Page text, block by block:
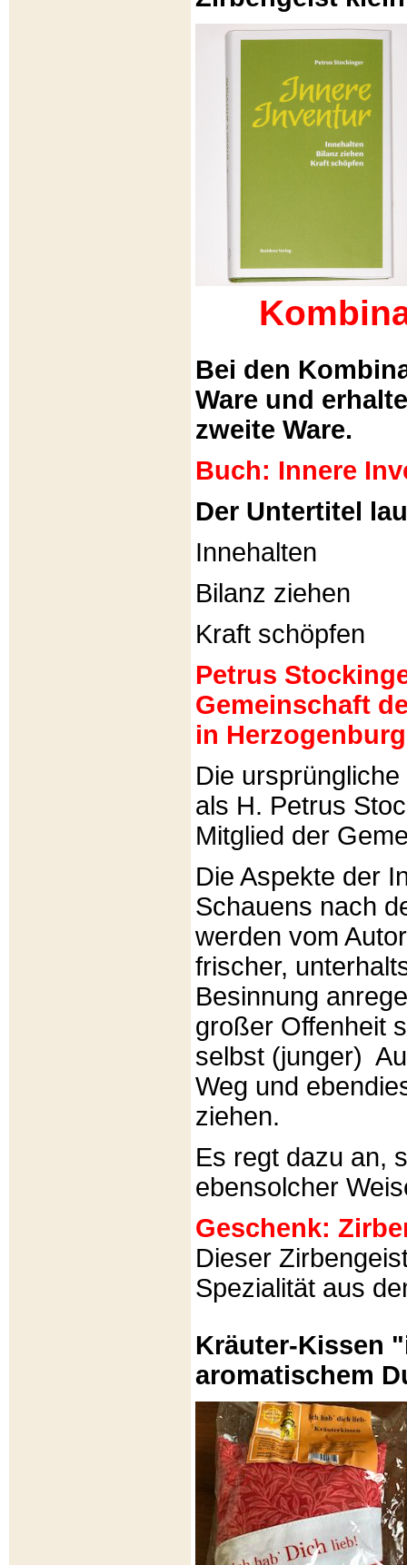
Bei den
Ware und
zweite Ware.
Buch: Innere
Der Untertitel
Innehalten
Bilanz ziehen
Kraft schöpfen
Petrus
Gemeinschaft
in
Die
als H. Petrus
Mitglied der
Die Aspekte der
Schauens nach
werden vom
frischer,
Besinnung
großer Offenheit
selbst (junger)
Weg und
ziehen.
Es regt dazu an,
ebensolcher
Geschenk:
Dieser
Spezialität aus
Kräuter-Kissen
aromatischem